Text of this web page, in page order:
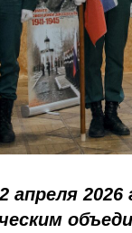
апреля